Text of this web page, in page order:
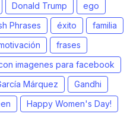
Donald Trump
ego
Phrases éxito
familia
frases
imagenes para facebook
Márquez
Gandhi
Happy Women's Day!